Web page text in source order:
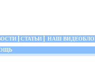
СТАТЬИ
НАШ